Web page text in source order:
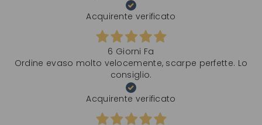
Acquirente verificato
6 Giorni Fa
Ordine evaso molto velocemente, scarpe perfette. Lo
consiglio.
Acquirente verificato